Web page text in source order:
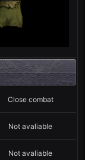
Close combat
Not avaliable
Not avaliable